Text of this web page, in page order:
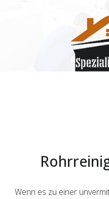
Wenn es zu einer